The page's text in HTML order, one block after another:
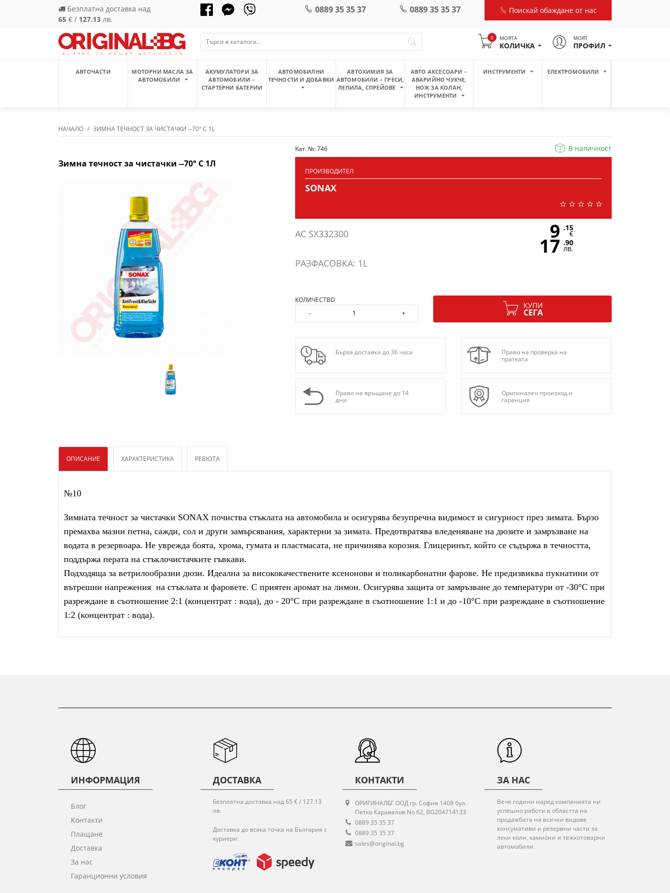
Безплатна доставка над
65 € / 127.13 лв.
0889 35 35 37 0889 35 35 37 Поискай обаждане от нас
0 МОЯТА
КОЛИЧКА
МОЯТ
ПРОФИЛ
АВТОЧАСТИ
МОТОРНИ МАСЛА ЗА
АВТОМОБИЛИ
АКУМУЛАТОРИ ЗА
АВТОМОБИЛИ –
СТАРТЕРНИ БАТЕРИИ
АВТОМОБИЛНИ
ТЕЧНОСТИ И ДОБАВКИ
АВТОХИМИЯ ЗА
АВТОМОБИЛИ – ГРЕСИ,
ЛЕПИЛА, СПРЕЙОВЕ
АВТО АКСЕСОАРИ –
АВАРИЙНО ЧУКЧЕ,
НОЖ ЗА КОЛАН,
ИНСТРУМЕНТИ
ИНСТРУМЕНТИ ЕЛЕКТРОМОБИЛИ
НАЧАЛО ЗИМНА ТЕЧНОСТ ЗА ЧИСТАЧКИ --70° C 1L
Зимна течност за чистачки --70° C 1Л
Кат. №: 746 В наличност
ПРОИЗВОДИТЕЛ
SONAX
AC SX332300
РАЗФАСОВКА: 1L
9 .15
€
17 .90
лв.
КОЛИЧЕСТВО
-
+
КУПИ
СЕГА
Бърза доставка до 36 часа
Право на проверка на
пратката
Право на връщане до 14
дни
Оригинален произход и
гаранция
ОПИСАНИЕ ХАРАКТЕРИСТИКА РЕВЮТА
№10
Зимната течност за чистачки SONAX почиства стъклата на автомобила и осигурява безупречна видимост и сигурност през зимата. Бързо
премахва мазни петна, сажди, сол и други замърсявания, характерни за зимата. Предотвратява вледеняване на дюзите и замръзване на
водата в резервоара. Не уврежда боята, хрома, гумата и пластмасата, не причинява корозия. Глицеринът, който се съдържа в течността,
поддържа перата на стъклочистачките гъвкави.
Подходяща за ветрилообразни дюзи. Идеална за висококачествените ксенонови и поликарбонатни фарове. Не предизвиква пукнатини от
вътрешни напрежения на стъклата и фаровете. С приятен аромат на лимон. Осигурява защита от замръзване до температури от -30°С при
разреждане в съотношение 2:1 (концентрат : вода), до - 20°С при разреждане в съотношение 1:1 и до -10°С при разреждане в съотношение
1:2 (концентрат : вода).
ИНФОРМАЦИЯ
Блог
Контакти
Плащане
Доставка
За нас
Гаранционни условия
ДОСТАВКА
Безплатна доставка над 65 € / 127.13
лв.
Доставка до всяка точка на България с
куриери:
КОНТАКТИ
ОРИГИНАЛБГ ООД гр. София 1408 бул.
Петко Каравелов No 62, BG204714133
0889 35 35 37
0889 35 35 37
sales@original.bg
ЗА НАС
Вече години наред компанията ни
успешно работи в областта на
продажбата на всички видове
консумативи и резервни части за
леки коли, камиони и тежкотоварни
автомобили.